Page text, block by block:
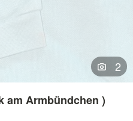
2
am Armbündchen )